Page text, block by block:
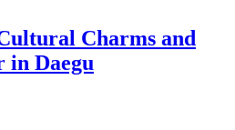
Charms and
in Daegu